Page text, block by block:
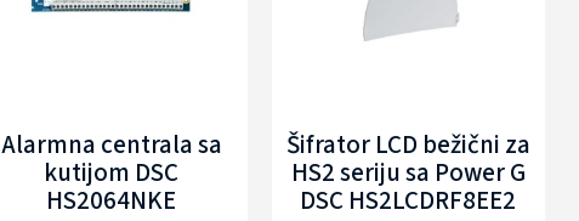
Alarmna centrala sa
kutijom DSC
HS2064NKE
Šifrator LCD bežični za
HS2 seriju sa Power G
DSC HS2LCDRF8EE2